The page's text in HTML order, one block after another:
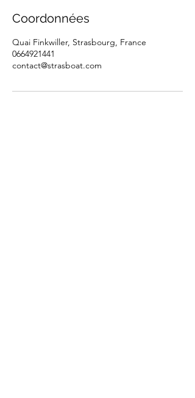
Coordonnées
Quai Finkwiller, Strasbourg, France
0664921441
contact@strasboat.com